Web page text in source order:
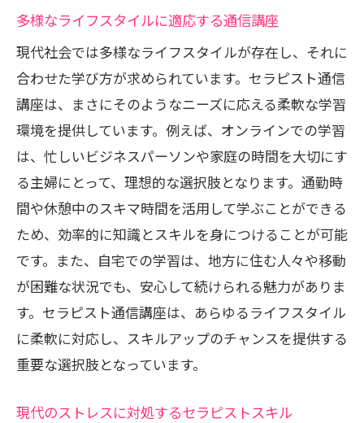
多様なライフスタイルに適応する通信講座
現代社会では多様なライフスタイルが存在し、それに
合わせた学び方が求められています。セラピスト通信
講座は、まさにそのようなニーズに応える柔軟な学習
環境を提供しています。例えば、オンラインでの学習
は、忙しいビジネスパーソンや家庭の時間を大切にす
る主婦にとって、理想的な選択肢となります。通勤時
間や休憩中のスキマ時間を活用して学ぶことができる
ため、効率的に知識とスキルを身につけることが可能
です。また、自宅での学習は、地方に住む人々や移動
が困難な状況でも、安心して続けられる魅力がありま
す。セラピスト通信講座は、あらゆるライフスタイル
に柔軟に対応し、スキルアップのチャンスを提供する
重要な選択肢となっています。
現代のストレスに対処するセラピストスキル